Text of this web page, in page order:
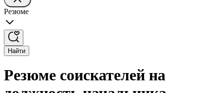
Резюме
Найти
Резюме соискателей на